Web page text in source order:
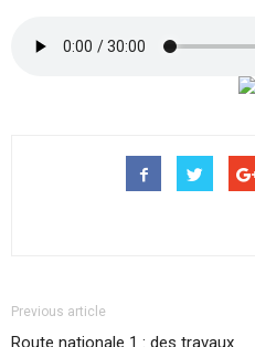
Previous article
Route nationale 1 : des travaux